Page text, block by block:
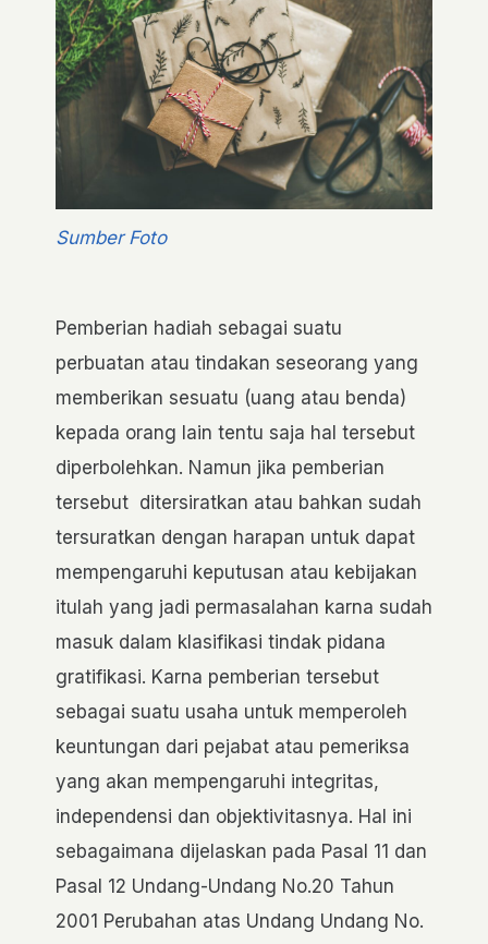
Sumber Foto
Pemberian hadiah sebagai suatu
perbuatan atau tindakan seseorang yang
memberikan sesuatu (uang atau benda)
kepada orang lain tentu saja hal tersebut
diperbolehkan. Namun jika pemberian
tersebut ditersiratkan atau bahkan sudah
tersuratkan dengan harapan untuk dapat
mempengaruhi keputusan atau kebijakan
itulah yang jadi permasalahan karna sudah
masuk dalam klasifikasi tindak pidana
gratifikasi. Karna pemberian tersebut
sebagai suatu usaha untuk memperoleh
keuntungan dari pejabat atau pemeriksa
yang akan mempengaruhi integritas,
independensi dan objektivitasnya. Hal ini
sebagaimana dijelaskan pada Pasal 11 dan
Pasal 12 Undang-Undang No.20 Tahun
2001 Perubahan atas Undang Undang No.